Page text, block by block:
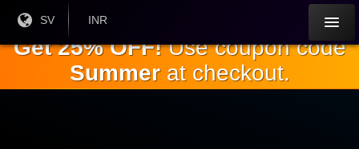
Nuvarande
språk:
SV
Aktuell
INR
Get 25% OFF!Use coupon code
Summerat checkout.